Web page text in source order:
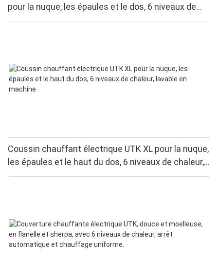
pour la nuque, les épaules et le dos, 6 niveaux de
chaleur, 4 minuteries, arrêt automatique
Coussin chauffant électrique UTK XL pour la nuque,
les épaules et le haut du dos, 6 niveaux de chaleur,
lavable en machine